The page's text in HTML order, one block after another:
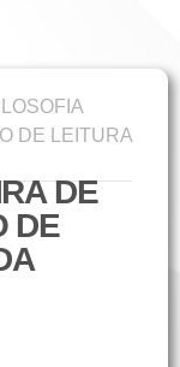
DE LEITURA
DE
DE